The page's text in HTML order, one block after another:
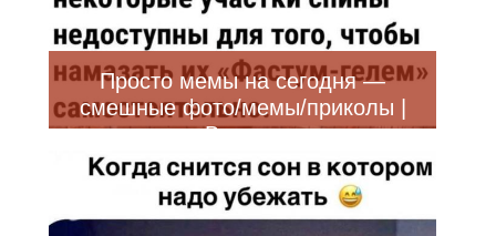
Просто мемы на сегодня —
смешные фото/мемы/приколы |
Bugaga